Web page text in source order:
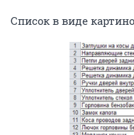
Список в виде